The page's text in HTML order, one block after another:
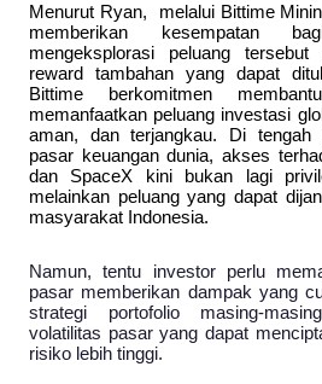
Menurut Ryan,  melalui Bittime
memberikan kesempatan
mengeksplorasi peluang tersebut
reward tambahan yang dapat
Bittime berkomitmen
memanfaatkan peluang investasi
aman, dan terjangkau. Di tengah
pasar keuangan dunia, akses
dan SpaceX kini bukan lagi
melainkan peluang yang dapat
masyarakat Indonesia.
Namun, tentu investor perlu
pasar memberikan dampak yang
strategi portofolio masing-
volatilitas pasar yang dapat
risiko lebih tinggi.